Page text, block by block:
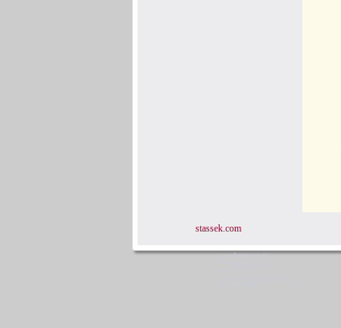
stassek.com
www.horsecare.tv